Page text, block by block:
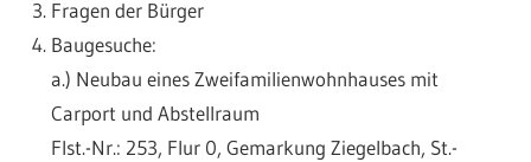
Fragen der Bürger
Baugesuche:
a.) Neubau eines Zweifamilienwohnhauses mit
Carport und Abstellraum
Flst.-Nr.: 253, Flur 0, Gemarkung Ziegelbach, St.-